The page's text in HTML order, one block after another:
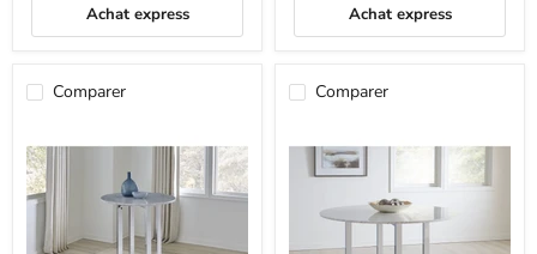
Achat express Achat express
Comparer Comparer